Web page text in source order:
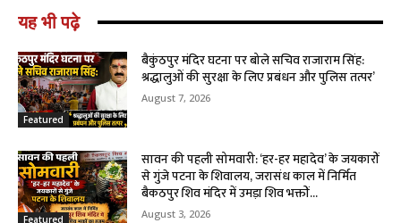
यह भी पढ़े
Featured
बैकुंठपुर मंदिर घटना पर बोले सचिव राजाराम सिंह:
श्रद्धालुओं की सुरक्षा के लिए प्रबंधन और पुलिस तत्पर’
August 7, 2026
Featured
सावन की पहली सोमवारी: ‘हर-हर महादेव’ के जयकारों
से गुंजे पटना के शिवालय, जरासंध काल में निर्मित
बैकठपुर शिव मंदिर में उमड़ा शिव भक्तों...
August 3, 2026